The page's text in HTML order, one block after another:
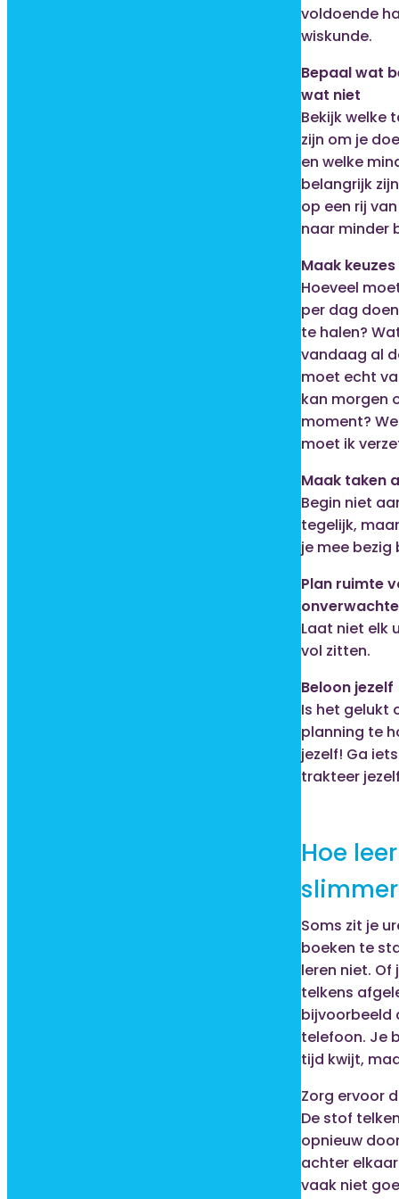
voldoende
wiskunde.
Bepaal wat
wat niet
Bekijk welke
zijn om je
en welke
belangrijk
op een rij
naar minder
Maak keuzes
Hoeveel
per dag
te halen?
vandaag al
moet echt
kan morgen
moment?
moet ik
Maak taken
Begin niet
tegelijk,
je mee bezig
Plan ruimte
Laat niet elk
vol zitten.
Beloon jezelf
Is het gelukt
planning te
jezelf! Ga
trakteer
Hoe
Soms zit je
boeken te
leren niet. Of
telkens
bijvoorbeeld
telefoon. Je
tijd kwijt,
Zorg ervoor
De stof
opnieuw
achter
vaak niet